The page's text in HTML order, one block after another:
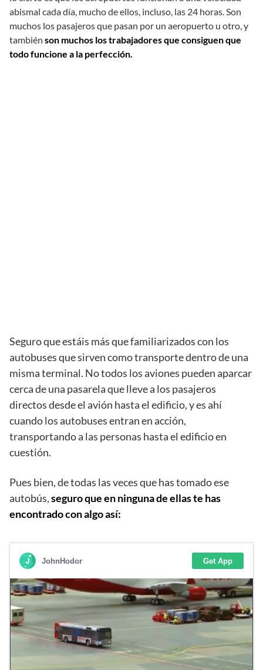
abismal cada día, mucho de ellos, incluso, las 24 horas. Son
muchos los pasajeros que pasan por un aeropuerto u otro, y
también son muchos los trabajadores que consiguen que
todo funcione a la perfección.
Seguro que estáis más que familiarizados con los
autobuses que sirven como transporte dentro de una
misma terminal. No todos los aviones pueden aparcar
cerca de una pasarela que lleve a los pasajeros
directos desde el avión hasta el edificio, y es ahí
cuando los autobuses entran en acción,
transportando a las personas hasta el edificio en
cuestión.
Pues bien, de todas las veces que has tomado ese
autobús,seguro que en ninguna de ellas te has
encontrado con algo así: